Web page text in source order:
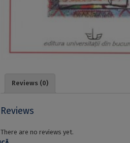
Reviews (0)
Reviews
There are no reviews yet.